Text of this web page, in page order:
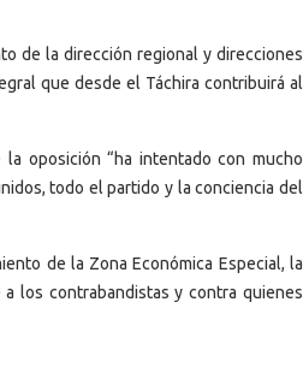
de la dirección regional y direcciones
que desde el Táchira contribuirá al
oposición “ha intentado con mucho
todo el partido y la conciencia del
de la Zona Económica Especial, la
los contrabandistas y contra quienes